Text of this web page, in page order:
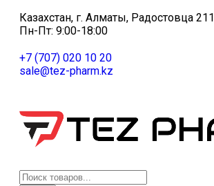
Казахстан, г. Алматы, Радостовца 211
Пн-Пт: 9:00-18:00
+7 (707) 020 10 20
sale@tez-pharm.kz